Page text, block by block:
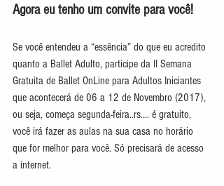
Agora eu tenho um convite para você!
Se você entendeu a “essência” do que eu acredito
quanto a Ballet Adulto, participe da II Semana
Gratuita de Ballet OnLine para Adultos Iniciantes
que acontecerá de 06 a 12 de Novembro (2017),
ou seja, começa segunda-feira..rs.... é gratuito,
você irá fazer as aulas na sua casa no horário
que for melhor para você. Só precisará de acesso
a internet.